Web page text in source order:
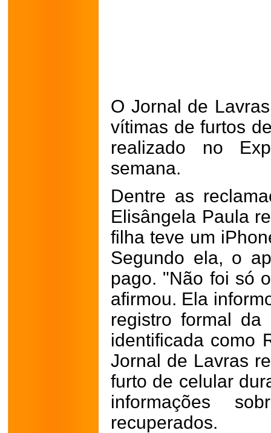
O Jornal de
vítimas de furtos
realizado no
semana.
Dentre as
Elisângela Paula
filha teve um
Segundo ela, o
pago. "Não foi só
afirmou. Ela
registro formal da
identificada como
Jornal de Lavras
furto de celular
informações
recuperados.